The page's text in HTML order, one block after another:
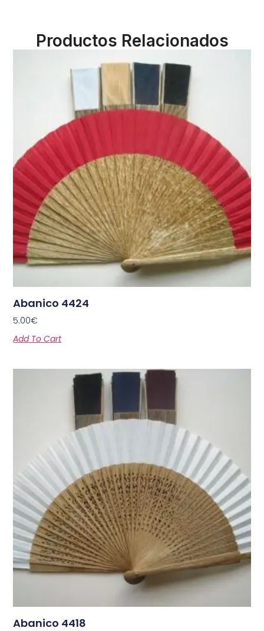
Productos Relacionados
Abanico 4424
5.00€
Add To Cart
Abanico 4418